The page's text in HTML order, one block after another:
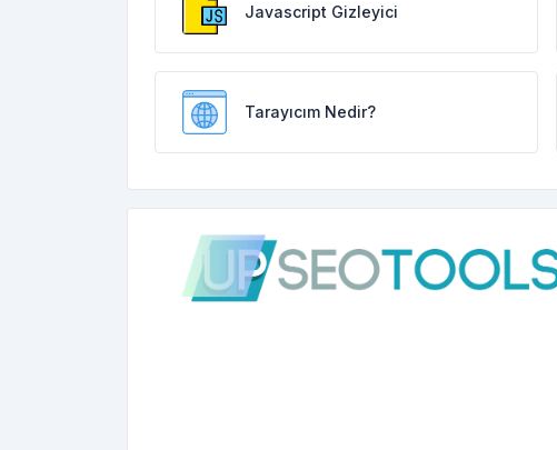
Javascript Gizleyici
Tarayıcım Nedir?